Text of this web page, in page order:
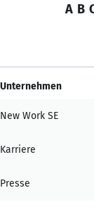
A B
Unternehmen
New Work SE
Karriere
Presse